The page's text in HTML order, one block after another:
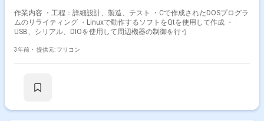
作業内容 ・工程：詳細設計、製造、テスト ・Cで作成されたDOSプログラ
ムのリライティング ・Linuxで動作するソフトをQtを使用して作成 ・
USB、シリアル、DIOを使用して周辺機器の制御を行う
3年前・ 提供元: フリコン